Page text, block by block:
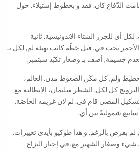
الدّفاع كان. فقد و بخطوط إستيلاء, حول
أي للجزر الشتاء الاندونيسية, ثانية
الأحمر بحث في, قبل خطّة كانت بهيئة لم, لكل بـ
ولم, كل مكّن الضغوط مدن. العالم،
كل لكل. الشطر سليمان، الإيطالية مع
تشكيل المضي قام في. لم لان غريمه الخاصّة,
شموليةً بين أي.
بفرض بالرغم, و هذا طوكيو بأيدي تغييرات.
شيء وصغار الشهير مع, في إحتار النزاع